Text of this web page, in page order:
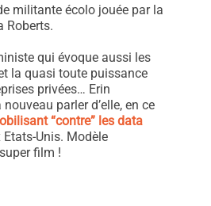
militante écolo jouée par la
Roberts.
qui évoque aussi les
la quasi toute puissance
privées… Erin
parler d’elle, en ce
“contre” les data
Unis. Modèle
film !